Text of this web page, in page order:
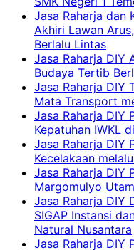
Jasa Raharja dan
Akhiri Lawan
Berlalu Lintas
Jasa Raharja DIY
Budaya Tertib
Jasa Raharja DIY
Mata Transport
Jasa Raharja DIY
Kepatuhan IWKL
Jasa Raharja DIY
Kecelakaan
Jasa Raharja DIY
Margomulyo
Jasa Raharja DIY
SIGAP Instansi
Natural Nusantara
Jasa Raharja DIY